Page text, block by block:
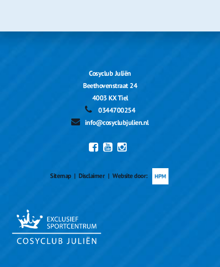
Cosyclub Juliën
Beethovenstraat 24
4003 KX Tiel
0344700254
info@cosyclubjulien.nl
Sitemap | Disclaimer | Website door: